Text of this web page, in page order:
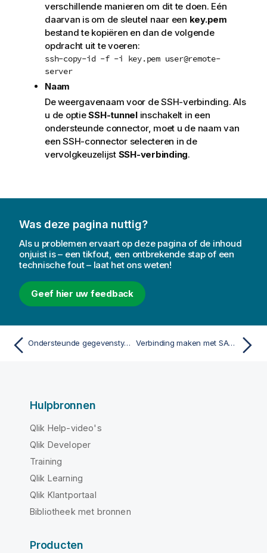
verschillende manieren om dit te doen. Eén
daarvan is om de sleutel naar een key.pem
bestand te kopiëren en dan de volgende
opdracht uit te voeren:
ssh-copy-id -f -i key.pem user@remote-
server
Naam
De weergavenaam voor de SSH-verbinding. Als
u de optieSSH-tunnelinschakelt in een
ondersteunde connector, moet u de naam van
een SSH-connector selecteren in de
vervolgkeuzelijst SSH-verbinding.
Was deze pagina nuttig?
Als u problemen ervaart op deze pagina of de inhoud
onjuist is – een tikfout, een ontbrekende stap of een
technische fout – laat het ons weten!
Geef hier uw feedback
Ondersteunde gegevenstypen Verbinding maken met SAP-bronnen
Hulpbronnen
Qlik Help-video's
Qlik Developer
Training
Qlik Learning
Qlik Klantportaal
Bibliotheek met bronnen
Producten